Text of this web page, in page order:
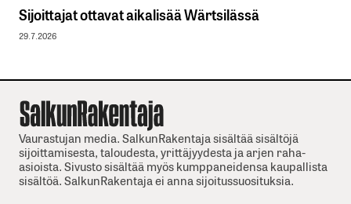
Sijoittajat ottavat aikalisää Wärtsilässä
29.7.2026
Vaurastujan media. SalkunRakentaja sisältää sisältöjä
sijoittamisesta, taloudesta, yrittäjyydesta ja arjen raha-
asioista. Sivusto sisältää myös kumppaneidensa kaupallista
sisältöä. SalkunRakentaja ei anna sijoitussuosituksia.